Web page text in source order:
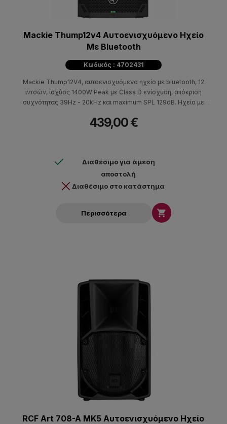
Mackie Thump12v4 Αυτοενισχυόμενο Ηχείο
Με Bluetooth
Κωδικός : 4702431
Mackie Thump12V4, αυτοενισχυόμενο ηχείο με bluetooth, 12
ιντσών, ισχύος 1400W Peak με Class D ενίσχυση, απόκριση
συχνότητας 39Hz - 20kHz και maximum SPL 129dB. Ηχείο με
πλήρη έλεγχο μέσα από την εφαρμογή Thump Connect 2.
439,00 €
Διαθέσιμο για άμεση
αποστολή
Διαθέσιμο στο κατάστημα
Περισσότερα 
RCF Art 708-A MK5 Αυτοενισχυόμενο Ηχείο